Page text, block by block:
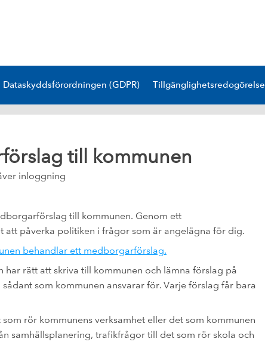
Dataskyddsförordningen (GDPR) Tillgänglighetsredogörelse
till kommunen
inloggning
till kommunen. Genom ett
påverka politiken i frågor som är angelägna för dig.
behandlar ett medborgarförslag.
rätt att skriva till kommunen och lämna förslag på
som kommunen ansvarar för. Varje förslag får bara
rör kommunens verksamhet eller det som kommunen
samhällsplanering, trafikfrågor till det som rör skola och